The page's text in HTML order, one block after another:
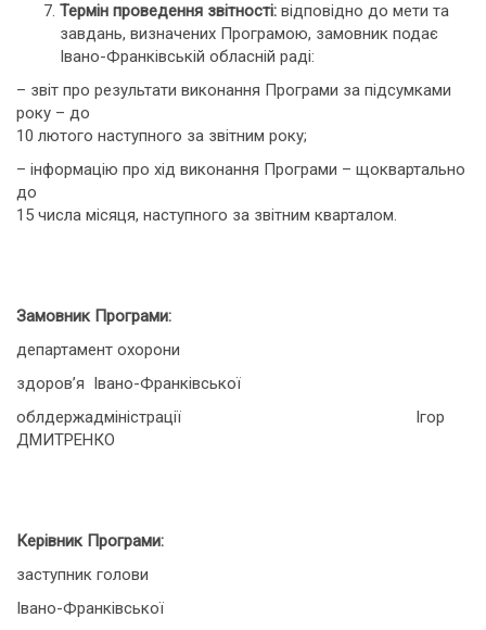
Термін проведення звітності: відповідно до мети та
завдань, визначених Програмою, замовник подає
Івано-Франківській обласній раді:
– звіт про результати виконання Програми за підсумками
року – до
10 лютого наступного за звітним року;
– інформацію про хід виконання Програми – щоквартально
до
15 числа місяця, наступного за звітним кварталом.
Замовник Програми:
департамент охорони
здоров’я Івано-Франківської
облдержадміністрації Ігор
ДМИТРЕНКО
Керівник Програми:
заступник голови
Івано-Франківської